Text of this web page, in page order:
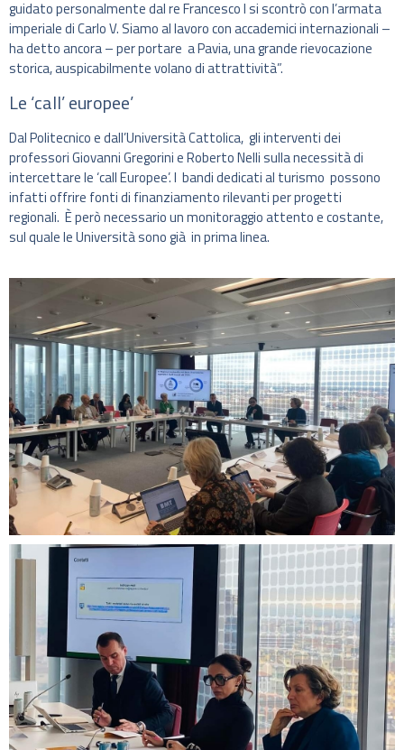
guidato personalmente dal re Francesco I si scontrò con l’armata
imperiale di Carlo V. Siamo al lavoro con accademici internazionali –
ha detto ancora – per portare a Pavia, una grande rievocazione
storica, auspicabilmente volano di attrattività”.
Le ‘call’ europee’
Dal Politecnico e dall’Università Cattolica, gli interventi dei
professori Giovanni Gregorini e Roberto Nelli sulla necessità di
intercettare le ‘call Europee’. I bandi dedicati al turismo possono
infatti offrire fonti di finanziamento rilevanti per progetti
regionali. È però necessario un monitoraggio attento e costante,
sul quale le Università sono già in prima linea.